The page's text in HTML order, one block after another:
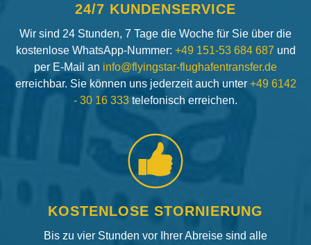
24/7 KUNDENSERVICE
Wir sind 24 Stunden, 7 Tage die Woche für Sie über die
kostenlose WhatsApp-Nummer: +49 151-53 684 687 und
per E-Mail an info@flyingstar-flughafentransfer.de
erreichbar. Sie können uns jederzeit auch unter +49 6142
- 30 16 333 telefonisch erreichen.
KOSTENLOSE STORNIERUNG
Bis zu vier Stunden vor Ihrer Abreise sind alle